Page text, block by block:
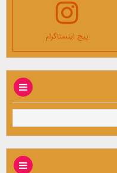
پیج اینستاگرام